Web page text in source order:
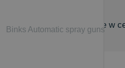
Binks Automatic spray guns
przenośne dyski optyczne w